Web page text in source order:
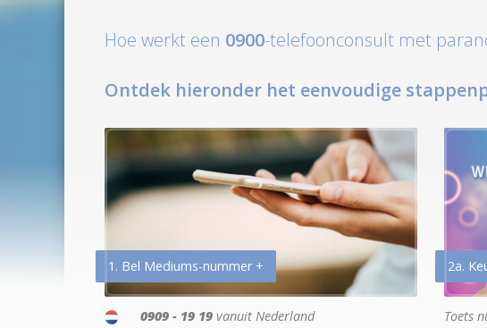
Hoe werkt een 0900-telefoonconsult met
Ontdek hieronder het eenvoudige
1. Bel Mediums-nummer +
0909 - 19 19 vanuit Nederland
2a.
Toets